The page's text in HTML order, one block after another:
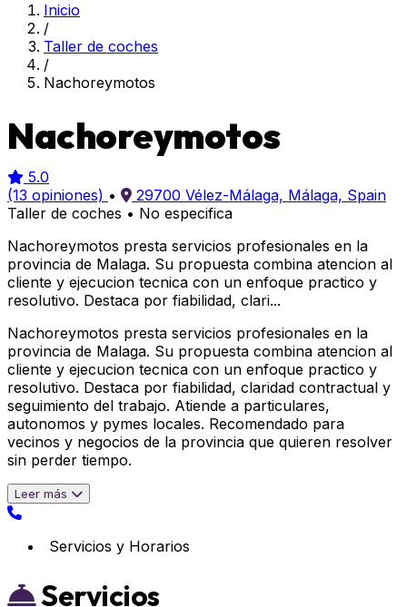
Inicio
/
Taller de coches
/
Nachoreymotos
Nachoreymotos
5.0
(13 opiniones) •
29700 Vélez-Málaga, Málaga, Spain
Taller de coches • No especifica
Nachoreymotos presta servicios profesionales en la
provincia de Malaga. Su propuesta combina atencion al
cliente y ejecucion tecnica con un enfoque practico y
resolutivo. Destaca por fiabilidad, clari...
Nachoreymotos presta servicios profesionales en la
provincia de Malaga. Su propuesta combina atencion al
cliente y ejecucion tecnica con un enfoque practico y
resolutivo. Destaca por fiabilidad, claridad contractual y
seguimiento del trabajo. Atiende a particulares,
autonomos y pymes locales. Recomendado para
vecinos y negocios de la provincia que quieren resolver
sin perder tiempo.
Leer más
Servicios y Horarios
Servicios